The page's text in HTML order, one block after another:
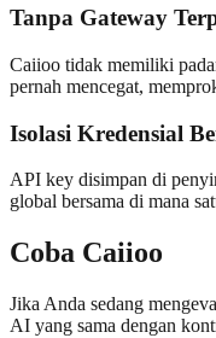
Tanpa Gateway
Caiioo tidak memiliki
pernah mencegat,
Isolasi Kredensial
API key disimpan di
global bersama di mana
Coba Caiioo
Jika Anda sedang
AI yang sama dengan